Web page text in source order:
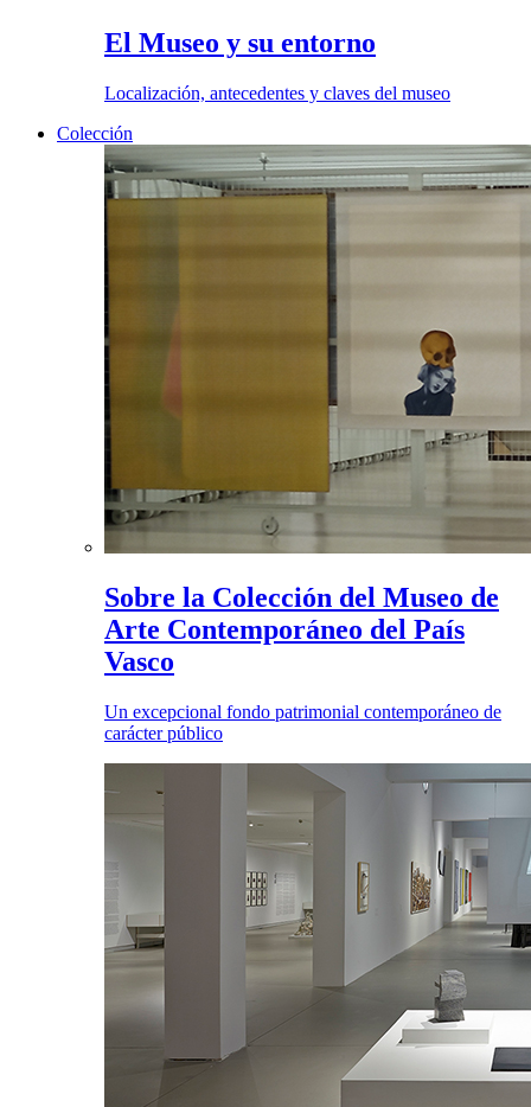
El Museo y su entorno
Localización, antecedentes y claves del museo
Colección
Sobre la Colección del Museo de
Arte Contemporáneo del País
Vasco
Un excepcional fondo patrimonial contemporáneo de
carácter público